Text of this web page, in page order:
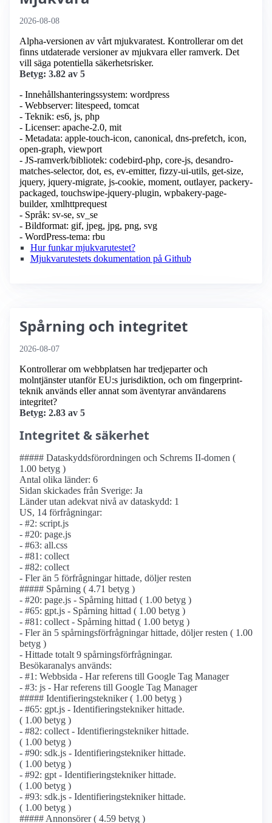
2026-08-08
Alpha-versionen av vårt mjukvaratest. Kontrollerar om det
finns utdaterade versioner av mjukvara eller ramverk. Det
vill säga potentiella säkerhetsrisker.
Betyg: 3.82 av 5
- Innehållshanteringssystem: wordpress
- Webbserver: litespeed, tomcat
- Teknik: es6, js, php
- Licenser: apache-2.0, mit
- Metadata: apple-touch-icon, canonical, dns-prefetch, icon,
open-graph, viewport
- JS-ramverk/bibliotek: codebird-php, core-js, desandro-
matches-selector, dot, es, ev-emitter, fizzy-ui-utils, get-size,
jquery, jquery-migrate, js-cookie, moment, outlayer, packery-
packaged, touchswipe-jquery-plugin, wpbakery-page-
builder, xmlhttprequest
- Språk: sv-se, sv_se
- Bildformat: gif, jpeg, jpg, png, svg
- WordPress-tema: rbu
Hur funkar mjukvarutestet?
Mjukvarutestets dokumentation på Github
Spårning och integritet
2026-08-07
Kontrollerar om webbplatsen har tredjeparter och
molntjänster utanför EU:s jurisdiktion, och om fingerprint-
teknik används eller annat som äventyrar användarens
integritet?
Betyg: 2.83 av 5
Integritet & säkerhet
##### Dataskyddsförordningen och Schrems II-domen (
1.00 betyg )
Antal olika länder: 6
Sidan skickades från Sverige: Ja
Länder utan adekvat nivå av dataskydd: 1
US, 14 förfrågningar:
- #2: script.js
- #20: page.js
- #63: all.css
- #81: collect
- #82: collect
- Fler än 5 förfrågningar hittade, döljer resten
##### Spårning ( 4.71 betyg )
- #20: page.js - Spårning hittad ( 1.00 betyg )
- #65: gpt.js - Spårning hittad ( 1.00 betyg )
- #81: collect - Spårning hittad ( 1.00 betyg )
- Fler än 5 spårnings­förfrågningar hittade, döljer resten ( 1.00
betyg )
- Hittade totalt 9 spårnings­förfrågningar.
Besökaranalys används:
- #1: Webbsida - Har referens till Google Tag Manager
- #3: js - Har referens till Google Tag Manager
##### Identifierings­tekniker ( 1.00 betyg )
- #65: gpt.js - Identifierings­tekniker hittade.
( 1.00 betyg )
- #82: collect - Identifierings­tekniker hittade.
( 1.00 betyg )
- #90: sdk.js - Identifierings­tekniker hittade.
( 1.00 betyg )
- #92: gpt - Identifierings­tekniker hittade.
( 1.00 betyg )
- #93: sdk.js - Identifierings­tekniker hittade.
( 1.00 betyg )
##### Annonsörer ( 4.59 betyg )